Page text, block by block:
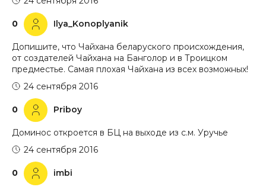
0 Ilya_Konoplyanik
Допишите, что Чайхана беларуского происхождения,
от создателей Чайхана на Банголор и в Троицком
предместье. Самая плохая Чайхана из всех возможных!
0 Priboy
24 сентября 2016
Доминос откроется в БЦ на выходе из с.м. Уручье
0 imbi
24 сентября 2016